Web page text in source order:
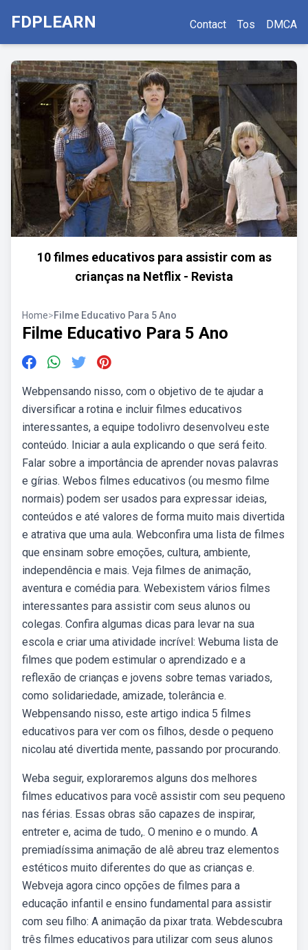
FDPLEARN Contact Tos DMCA
10 filmes educativos para assistir com as
crianças na Netflix - Revista
Home>Filme Educativo Para 5 Ano
Filme Educativo Para 5 Ano
Webpensando nisso, com o objetivo de te ajudar a
diversificar a rotina e incluir filmes educativos
interessantes, a equipe todolivro desenvolveu este
conteúdo. Iniciar a aula explicando o que será feito.
Falar sobre a importância de aprender novas palavras
e gírias. Webos filmes educativos (ou mesmo filme
normais) podem ser usados para expressar ideias,
conteúdos e até valores de forma muito mais divertida
e atrativa que uma aula. Webconfira uma lista de filmes
que ensinam sobre emoções, cultura, ambiente,
independência e mais. Veja filmes de animação,
aventura e comédia para. Webexistem vários filmes
interessantes para assistir com seus alunos ou
colegas. Confira algumas dicas para levar na sua
escola e criar uma atividade incrível: Webuma lista de
filmes que podem estimular o aprendizado e a
reflexão de crianças e jovens sobre temas variados,
como solidariedade, amizade, tolerância e.
Webpensando nisso, este artigo indica 5 filmes
educativos para ver com os filhos, desde o pequeno
nicolau até divertida mente, passando por procurando.
Weba seguir, exploraremos alguns dos melhores
filmes educativos para você assistir com seu pequeno
nas férias. Essas obras são capazes de inspirar,
entreter e, acima de tudo,. O menino e o mundo. A
premiadíssima animação de alê abreu traz elementos
estéticos muito diferentes do que as crianças e.
Webveja agora cinco opções de filmes para a
educação infantil e ensino fundamental para assistir
com seu filho: A animação da pixar trata. Webdescubra
três filmes educativos para utilizar com seus alunos